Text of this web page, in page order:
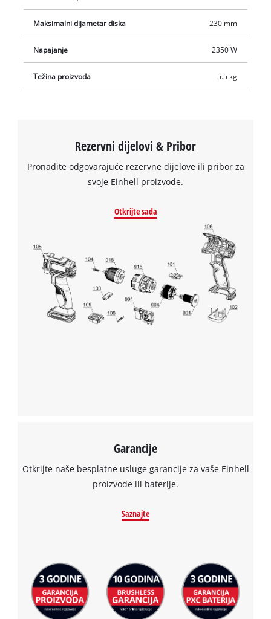
Google Maps service!
This content is not permitted to load due
to trackers that are not disclosed to the
visitor. The website owner needs to setup
the site with their CMP to add this content
to the list of technologies used.
Powered byUsercentrics Consent
Management Platform
Maksimalni dijametar diska 230 mm
Napajanje 2350 W
Težina proizvoda 5.5 kg
Rezervni dijelovi & Pribor
Pronađite odgovarajuće rezervne dijelove ili pribor za
svoje Einhell proizvode.
Otkrijte sada
Garancije
Otkrijte naše besplatne usluge garancije za vaše Einhell
proizvode ili baterije.
Saznajte